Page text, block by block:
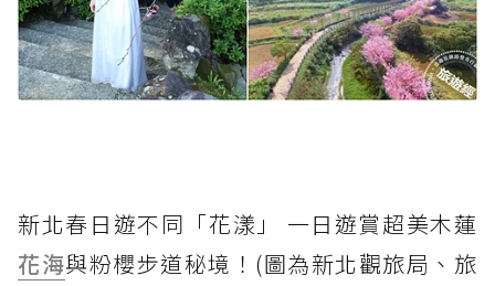
新北春日遊不同「花漾」 一日遊賞超美木蓮
花海與粉櫻步道秘境！(圖為新北觀旅局、旅